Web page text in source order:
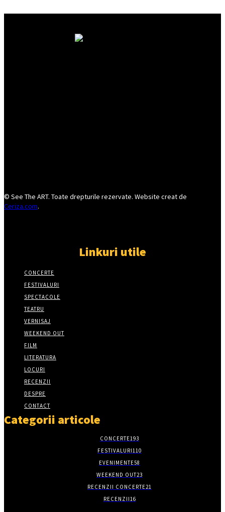
© See The ART. Toate drepturile rezervate. Website creat de
Ceriza.com.
Linkuri utile
CONCERTE
FESTIVALURI
SPECTACOLE
TEATRU
VERNISAJ
WEEKEND OUT
FILM
LITERATURA
LOCURI
RECENZII
DESPRE
CONTACT
Categorii articole
CONCERTE193
FESTIVALURI110
EVENIMENTE58
WEEKEND OUT23
RECENZII CONCERTE21
RECENZII16